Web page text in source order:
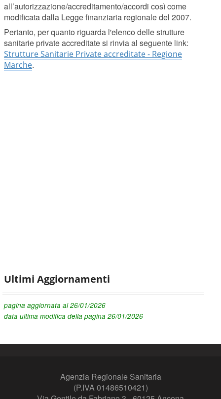
all’autorizzazione/accreditamento/accordi così come
modificata dalla Legge finanziaria regionale del 2007.
Pertanto, per quanto riguarda l'elenco delle strutture
sanitarie private accreditate si rinvia al seguente link:
Strutture Sanitarie Private accreditate - Regione
Marche.
Ultimi Aggiornamenti
pagina aggiornata al 26/01/2026
data ultima modifica della pagina 26/01/2026
Agenzia Regionale Sanitaria
(P.IVA 01486510421)